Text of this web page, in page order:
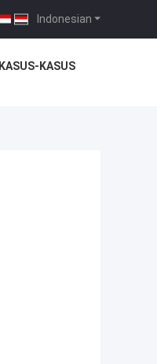
Indonesian
KASUS-KASUS